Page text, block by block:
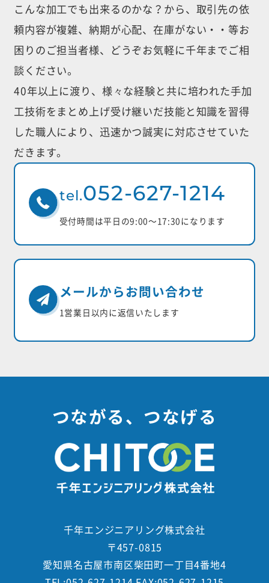
こんな加工でも出来るのかな？から、取引先の依
頼内容が複雑、納期が心配、 在庫がない・・等お
困りのご担当者様、どうぞお気軽に千年までご相
談ください。
40年以上に渡り、様々な経験と共に培われた手加
工技術をまとめ上げ受け継いだ技能と知識を習得
した職人により、迅速かつ誠実に対応させていた
だきます。
tel.052-627-1214
受付時間は平日の9:00〜17:30になります
メールからお問い合わせ
1営業日以内に返信いたします
つながる、つなげる
千年エンジニアリング株式会社
〒457-0815
愛知県名古屋市南区柴田町一丁目4番地4